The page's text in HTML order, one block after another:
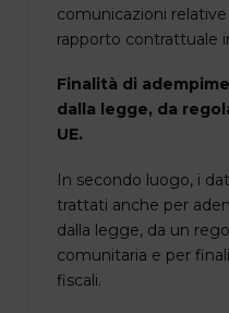
comunicazioni
rapporto contrattuale
Finalità di
dalla legge, da
UE.
In secondo luogo, i
trattati anche per
dalla legge, da un
comunitaria e per
fiscali.